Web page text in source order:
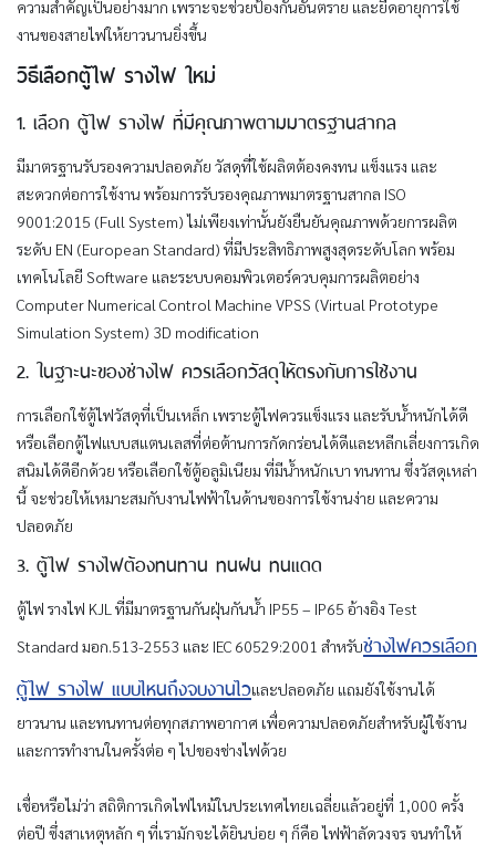
ความสำคัญเป็นอย่างมาก เพราะจะช่วยป้องกันอันตราย และยืดอายุการใช้
งานของสายไฟให้ยาวนานยิ่งขึ้น
วิธีเลือกตู้ไฟ รางไฟ ใหม่
1. เลือก ตู้ไฟ รางไฟ ที่มีคุณภาพตามมาตรฐานสากล
มีมาตรฐานรับรองความปลอดภัย วัสดุที่ใช้ผลิตต้องคงทน แข็งแรง และ
สะดวกต่อการใช้งาน พร้อมการรับรองคุณภาพมาตรฐานสากล ISO
9001:2015 (Full System) ไม่เพียงเท่านั้นยังยืนยันคุณภาพด้วยการผลิต
ระดับ EN (European Standard) ที่มีประสิทธิภาพสูงสุดระดับโลก พร้อม
เทคโนโลยี Software และระบบคอมพิวเตอร์ควบคุมการผลิตอย่าง
Computer Numerical Control Machine VPSS (Virtual Prototype
Simulation System) 3D modification
2. ในฐาะนะของช่างไฟ ควรเลือกวัสดุให้ตรงกับการใช้งาน
การเลือกใช้ตู้ไฟวัสดุที่เป็นเหล็ก เพราะตู้ไฟควรแข็งแรง และรับน้ำหนักได้ดี
หรือเลือกตู้ไฟแบบสแตนเลสที่ต่อต้านการกัดกร่อนได้ดีและหลีกเลี่ยงการเกิด
สนิมได้ดีอีกด้วย หรือเลือกใช้ตู้อลูมิเนียม ที่มีน้ำหนักเบา ทนทาน ซึ่งวัสดุเหล่า
นี้ จะช่วยให้เหมาะสมกับงานไฟฟ้าในด้านของการใช้งานง่าย และความ
ปลอดภัย
3. ตู้ไฟ รางไฟต้องทนทาน ทนฝน ทนแดด
ตู้ไฟ รางไฟ KJL ที่มีมาตรฐานกันฝุ่นกันน้ำ IP55 – IP65 อ้างอิง Test
Standard มอก.513-2553 และ IEC 60529:2001 สำหรับช่างไฟควรเลือก
ตู้ไฟ รางไฟ แบบไหนถึงจบงานไวและปลอดภัย แถมยังใช้งานได้
ยาวนาน และทนทานต่อทุกสภาพอากาศ เพื่อความปลอดภัยสำหรับผู้ใช้งาน
และการทำงานในครั้งต่อ ๆ ไปของช่างไฟด้วย
เชื่อหรือไม่ว่า สถิติการเกิดไฟไหม้ในประเทศไทยเฉลี่ยแล้วอยู่ที่ 1,000 ครั้ง
ต่อปี ซึ่งสาเหตุหลัก ๆ ที่เรามักจะได้ยินบ่อย ๆ ก็คือ ไฟฟ้าลัดวงจร จนทำให้